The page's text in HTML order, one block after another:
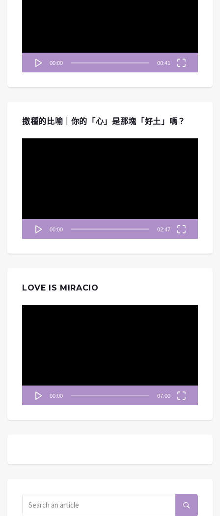
00:00 00:41
撒種的比喻｜你的「心」是那塊「好土」嗎？
00:00 02:47
LOVE IS MIRACIO
00:00 07:00